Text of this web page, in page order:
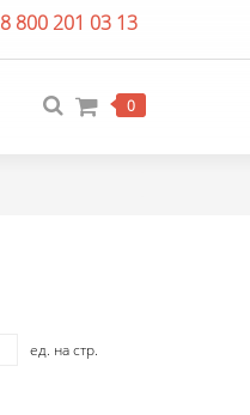
8 800 201 03 13
0
ед. на стр.